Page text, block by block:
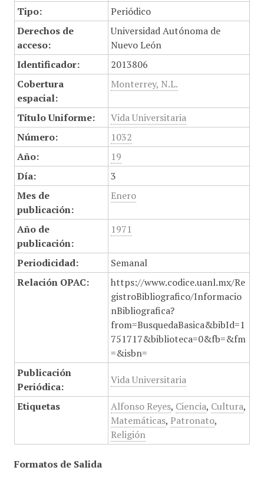
Tipo:
Periódico
Derechos de
acceso:
Universidad Autónoma de
Nuevo León
Identificador:
2013806
Cobertura
espacial:
Monterrey, N.L.
Título Uniforme:
Vida Universitaria
Número:
1032
Año:
19
Día:
3
Mes de
publicación:
Enero
Año de
publicación:
1971
Periodicidad:
Semanal
Relación OPAC:
https://www.codice.uanl.mx/Re
gistroBibliografico/Informacio
nBibliografica?
from=BusquedaBasica&bibId=1
751717&biblioteca=0&fb=&fm
=&isbn=
Publicación
Periódica:
Vida Universitaria
Etiquetas Alfonso Reyes, Ciencia, Cultura,
Matemáticas, Patronato,
Religión
Formatos de Salida